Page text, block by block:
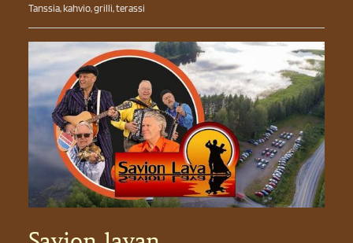
Tanssia, kahvio, grilli, terassi